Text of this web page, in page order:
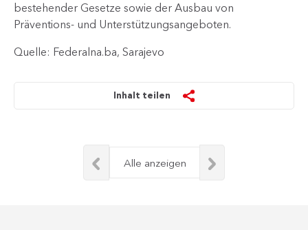
bestehender Gesetze sowie der Ausbau von
Präventions- und Unterstützungsangeboten.​​
Quelle: Federalna.ba, Sarajevo
Inhalt teilen
Alle anzeigen